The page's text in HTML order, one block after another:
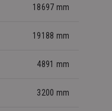
18697 mm
19188 mm
4891 mm
3200 mm